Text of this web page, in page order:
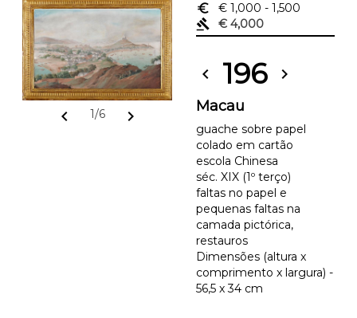
chevron_left 1/6 chevron_right
euro_symbol € 1,000 - 1,500
gavel
€ 4,000
chevron_left 196 chevron_right
Macau
guache sobre papel
colado em cartão
escola Chinesa
séc. XIX (1º terço)
faltas no papel e
pequenas faltas na
camada pictórica,
restauros
Dimensões (altura x
comprimento x largura) -
56,5 x 34 cm